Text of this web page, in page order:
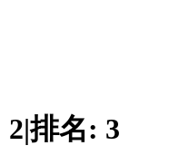
2|排名: 3